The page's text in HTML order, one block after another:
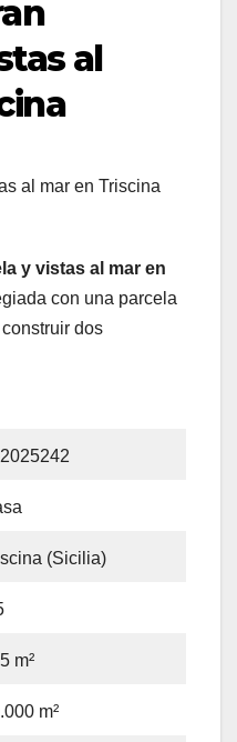
al
y vistas al mar en
con una parcela
dos
2025242
(Sicilia)
m²
m²